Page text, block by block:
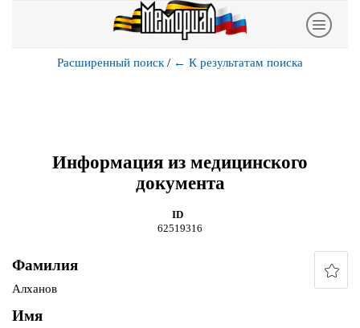
Расширенный поиск / ← К результатам поиска
Информация из медицинского
документа
ID
62519316
Фамилия
Алханов
Имя